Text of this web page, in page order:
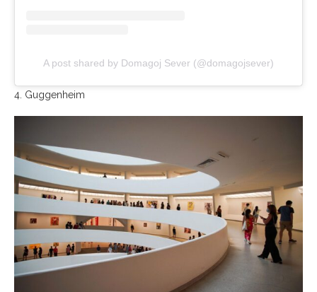
A post shared by Domagoj Sever (@domagojsever)
4. Guggenheim